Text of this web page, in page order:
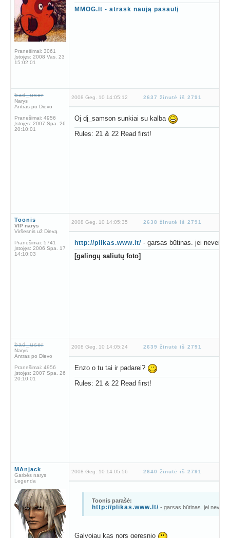
Pranešimai: 3061
Įstojęs: 2008 Vas. 23
15:02:01
MMOG.lt - atrask naują pasaulį
bad_user
Narys
Antras po Dievo
Pranešimai: 4956
Įstojęs: 2007 Spa. 26
20:10:01
2008 Geg. 10 14:05:12 2637 žinutė iš 2791
Oj dj_samson sunkiai su kalba
Rules: 21 & 22 Read first!
Toonis
VIP narys
Viršesnis už Dievą
Pranešimai: 5741
Įstojęs: 2006 Spa. 17
14:10:03
2008 Geg. 10 14:05:35 2638 žinutė iš 2791
http://plikas.www.lt/- garsas būtinas. jei neveikia
[galingų saliutų foto]
bad_user
Narys
Antras po Dievo
Pranešimai: 4956
Įstojęs: 2007 Spa. 26
20:10:01
2008 Geg. 10 14:05:24 2639 žinutė iš 2791
Enzo o tu tai ir padarei?
Rules: 21 & 22 Read first!
MAnjack
Garbės narys
Legenda
2008 Geg. 10 14:05:56 2640 žinutė iš 2791
Toonis parašė:
http://plikas.www.lt/- garsas būtinas. jei
Galvojau kas nors geresnio